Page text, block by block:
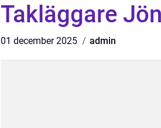
Takläggare
01 december 2025 admin